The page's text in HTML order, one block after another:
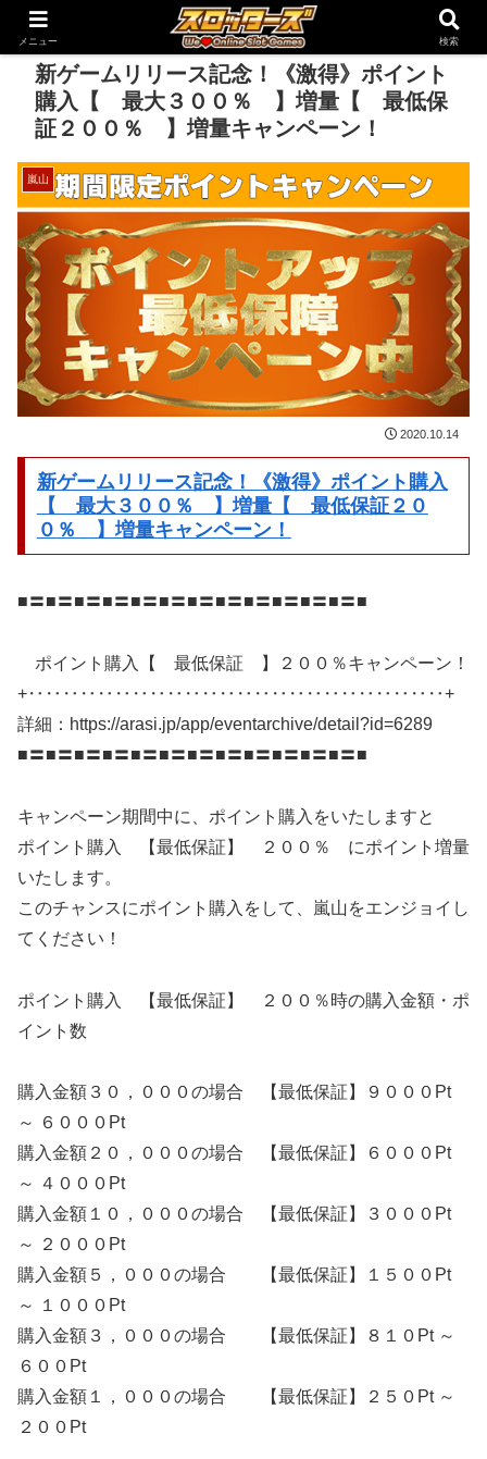
新ゲームリリース記念！《激得》ポイント
購入【 最大３００％ 】増量【 最低保
証２００％ 】増量キャンペーン！
嵐山
2020.10.14
新ゲームリリース記念！《激得》ポイント購入
【 最大３００％ 】増量【 最低保証２０
０％ 】増量キャンペーン！
■〓■〓■〓■〓■〓■〓■〓■〓■〓■〓■〓■〓■
ポイント購入【 最低保証 】２００％キャンペーン！
+‥‥‥‥‥‥‥‥‥‥‥‥‥‥‥‥‥‥‥‥‥‥‥‥+
詳細：https://arasi.jp/app/eventarchive/detail?id=6289
■〓■〓■〓■〓■〓■〓■〓■〓■〓■〓■〓■〓■
キャンペーン期間中に、ポイント購入をいたしますと
ポイント購入 【最低保証】 ２００％ にポイント増量
いたします。
このチャンスにポイント購入をして、嵐山をエンジョイし
てください！
ポイント購入 【最低保証】 ２００％時の購入金額・ポ
イント数
購入金額３０，０００の場合 【最低保証】９０００Pt
～ ６０００Pt
購入金額２０，０００の場合 【最低保証】６０００Pt
～ ４０００Pt
購入金額１０，０００の場合 【最低保証】３０００Pt
～ ２０００Pt
購入金額５，０００の場合 【最低保証】１５００Pt
～ １０００Pt
購入金額３，０００の場合 【最低保証】８１０Pt ～
６００Pt
購入金額１，０００の場合 【最低保証】２５０Pt ～
２００Pt
メニュー 検索